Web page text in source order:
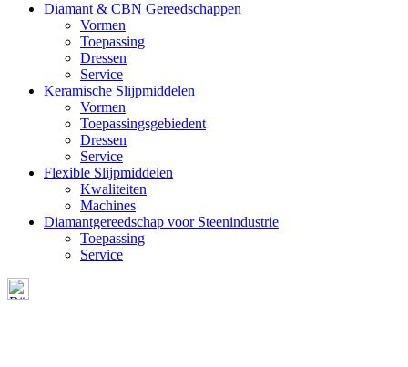
Diamant & CBN Gereedschappen
Vormen
Toepassing
Dressen
Service
Keramische Slijpmiddelen
Vormen
Toepassingsgebiedent
Dressen
Service
Flexible Slijpmiddelen
Kwaliteiten
Machines
Diamantgereedschap voor Steenindustrie
Toepassing
Service